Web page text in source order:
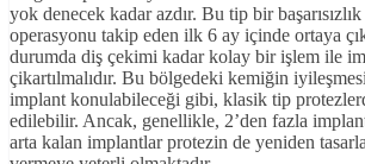
yok denecek kadar azdır. Bu tip bir
operasyonu takip eden ilk 6 ay içinde ortaya
durumda diş çekimi kadar kolay bir işlem ile
çikartılmalıdır. Bu bölgedeki kemiğin
implant konulabileceği gibi, klasik tip
edilebilir. Ancak, genellikle, 2’den fazla
arta kalan implantlar protezin de yeniden